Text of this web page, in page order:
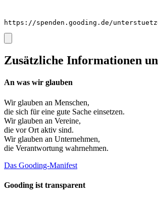
https://spenden.gooding.de/
Zusätzliche Informationen
An was wir glauben
Wir glauben an Menschen,
die sich für eine gute Sache einsetzen.
Wir glauben an Vereine,
die vor Ort aktiv sind.
Wir glauben an Unternehmen,
die Verantwortung wahrnehmen.
Das Gooding-Manifest
Gooding ist transparent